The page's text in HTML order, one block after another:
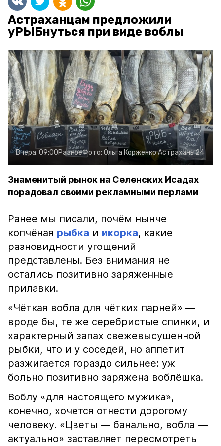
Астраханцам предложили
уРЫБнуться при виде воблы
Вчера, 09:00РазноеФото: Ольга КорженкоАстрахань 24
Знаменитый рынок на Селенских Исадах
порадовал своими рекламными перлами
Ранее мы писали, почём нынче
копчёная рыбка и икорка, какие
разновидности угощений
представлены. Без внимания не
остались позитивно заряженные
прилавки.
«Чёткая вобла для чётких парней» —
вроде бы, те же серебристые спинки, и
характерный запах свежевысушенной
рыбки, что и у соседей, но аппетит
разжигается гораздо сильнее: уж
больно позитивно заряжена воблёшка.
Воблу «для настоящего мужика»,
конечно, хочется отнести дорогому
человеку. «Цветы — банально, вобла —
актуально» заставляет пересмотреть